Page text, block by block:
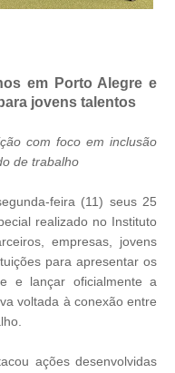
em Porto Alegre e
jovens talentos
com foco em inclusão
de trabalho
feira (11) seus 25
realizado no Instituto
empresas, jovens
para apresentar os
e lançar oficialmente a
voltada à conexão entre
ações desenvolvidas